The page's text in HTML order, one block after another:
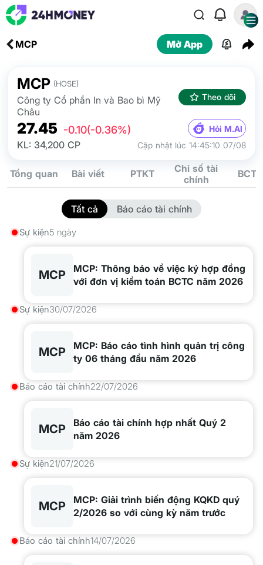
MCP Mở App
MCP (HOSE)
Công ty Cổ phần In và Bao bì Mỹ
Châu
Theo dõi
27.45 -0.10(-0.36%) Hỏi M.AI
KL: 34,200 CP Cập nhật lúc 14:45:10 07/08
Tổng quan Bài viết PTKT
Chỉ số tài
chính
BCTC
Tất cả Báo cáo tài chính
Sự kiện5 ngày
MCP
MCP: Thông báo về việc ký hợp đồng
với đơn vị kiểm toán BCTC năm 2026
Sự kiện30/07/2026
MCP
MCP: Báo cáo tình hình quản trị công
ty 06 tháng đầu năm 2026
Báo cáo tài chính22/07/2026
MCP
Báo cáo tài chính hợp nhất Quý 2
năm 2026
Sự kiện21/07/2026
MCP
MCP: Giải trình biến động KQKD quý
2/2026 so với cùng kỳ năm trước
Báo cáo tài chính14/07/2026